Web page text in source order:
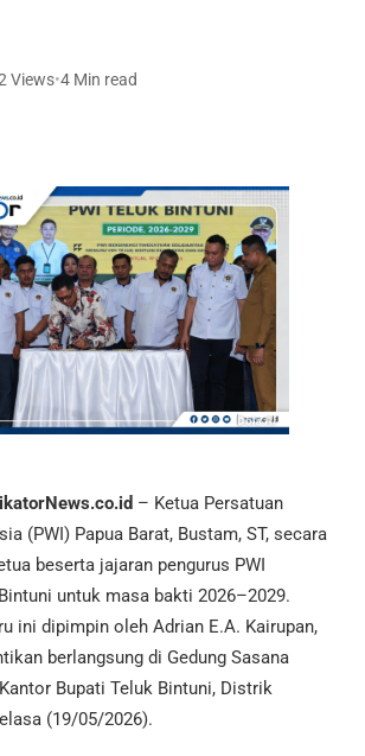
Views•4 Min read
– Ketua Persatuan
(PWI) Papua Barat, Bustam, ST, secara
beserta jajaran pengurus PWI
untuk masa bakti 2026–2029.
ini dipimpin oleh Adrian E.A. Kairupan,
berlangsung di Gedung Sasana
Bupati Teluk Bintuni, Distrik
(19/05/2026).